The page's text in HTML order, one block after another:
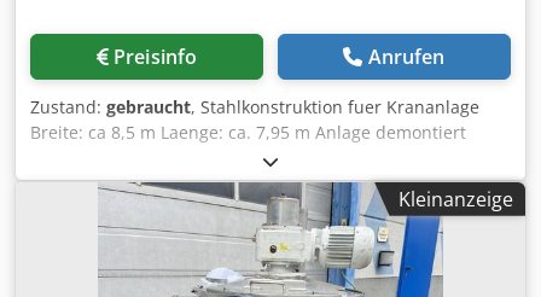
Preisinfo Anrufen
Zustand: gebraucht, Stahlkonstruktion fuer Krananlage
Breite: ca 8,5 m Laenge: ca. 7,95 m Anlage demontiert
Dsdpfxjbruzgo Al Ssck die Anlage wird verkauft, " so wie
sie ist" Besichtigung: Sie sind herzlich eingeladen, den
Artikel zu besichtigen - nehmen Sie einfach mit uns
Kontakt auf und vereinbaren Sie kurzfristig einen Termin.
Achtung: keine Garantie, kein Umtausch, keine
Ruecknahme moeglich
Kleinanzeige